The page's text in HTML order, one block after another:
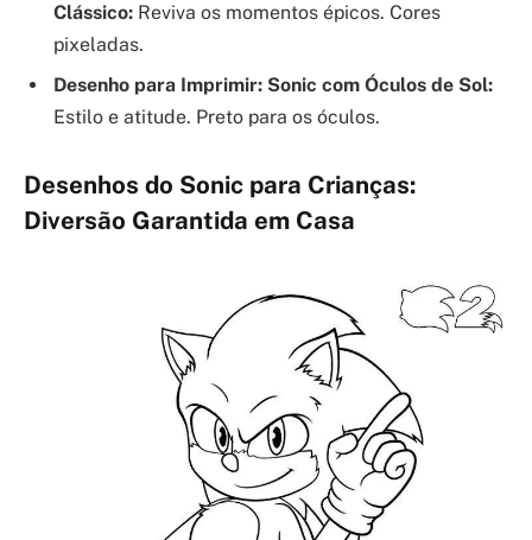
Clássico: Reviva os momentos épicos. Cores
pixeladas.
Desenho para Imprimir: Sonic com Óculos de Sol:
Estilo e atitude. Preto para os óculos.
Desenhos do Sonic para Crianças:
Diversão Garantida em Casa